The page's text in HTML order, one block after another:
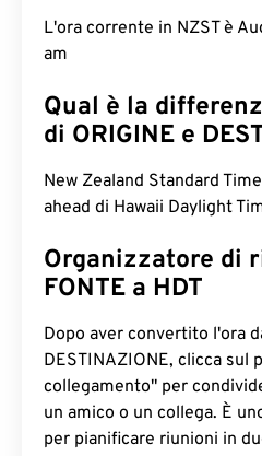
L'ora corrente in NZST è
am
Qual è la
di ORIGINE e
New Zealand Standard
ahead di Hawaii Daylight
Organizzatore di
FONTE a HDT
Dopo aver convertito l'ora
DESTINAZIONE, clicca sul
collegamento" per
un amico o un collega. È
per pianificare riunioni in